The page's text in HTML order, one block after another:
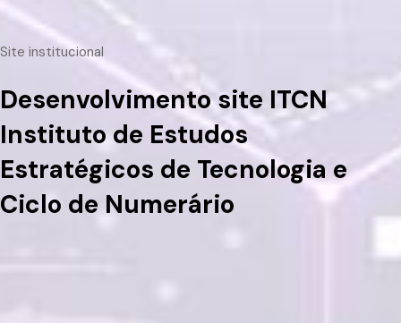
Site institucional
Desenvolvimento site ITCN
Instituto de Estudos
Estratégicos de Tecnologia e
Ciclo de Numerário